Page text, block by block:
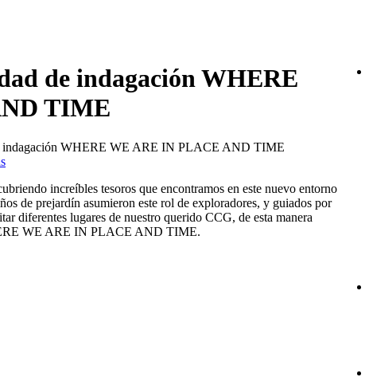
de indagación WHERE
TIME
indagación WHERE WE ARE IN PLACE AND TIME
increíbles tesoros que encontramos en este nuevo entorno
de prejardín asumieron este rol de exploradores, y guiados por
diferentes lugares de nuestro querido CCG, de esta manera
WE ARE IN PLACE AND TIME.